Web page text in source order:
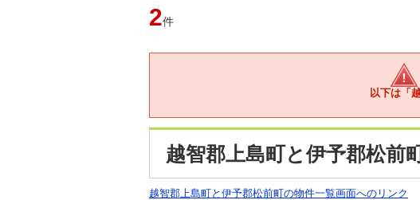
2件
以下は「
越智郡上島町と伊予郡松前
越智郡上島町と伊予郡松前町の物件一覧画面へのリンク